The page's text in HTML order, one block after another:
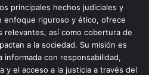
principales hechos judiciales y
enfoque riguroso y ético, ofrece
relevantes, así como cobertura de
a la sociedad. Su misión es
informada con responsabilidad,
y el acceso a la justicia a través del